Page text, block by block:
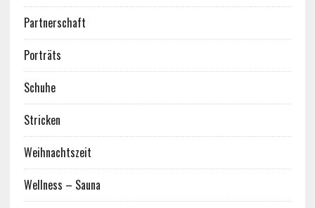
Partnerschaft
Porträts
Schuhe
Stricken
Weihnachtszeit
Wellness – Sauna